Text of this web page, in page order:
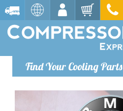
Find Your Cooling Parts